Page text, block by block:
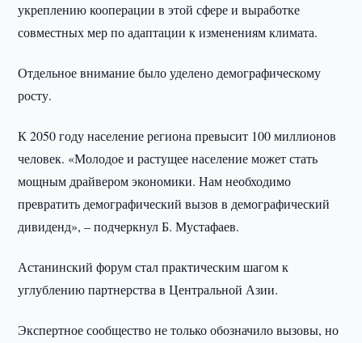
укреплению кооперации в этой сфере и выработке
совместных мер по адаптации к изменениям климата.
Отдельное внимание было уделено демографическому
росту.
К 2050 году население региона превысит 100 миллионов
человек. «Молодое и растущее население может стать
мощным драйвером экономики. Нам необходимо
превратить демографический вызов в демографический
дивиденд», – подчеркнул Б. Мустафаев.
Астанинский форум стал практическим шагом к
углублению партнерства в Центральной Азии.
Экспертное сообщество не только обозначило вызовы, но